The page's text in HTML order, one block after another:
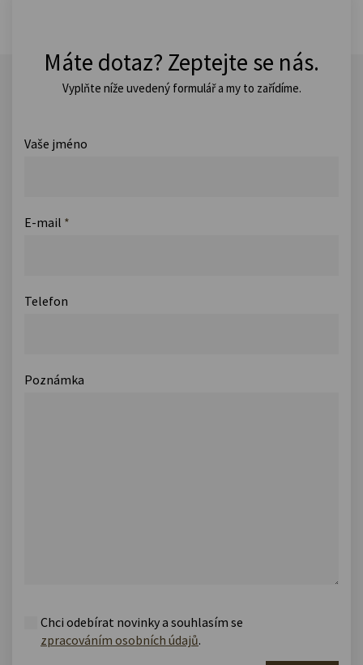
Máte dotaz? Zeptejte se nás.
Vyplňte níže uvedený formulář a my to zařídíme.
Vaše jméno
E-mail *
Telefon
Poznámka
Chci odebírat novinky a souhlasím se
zpracováním osobních údajů.